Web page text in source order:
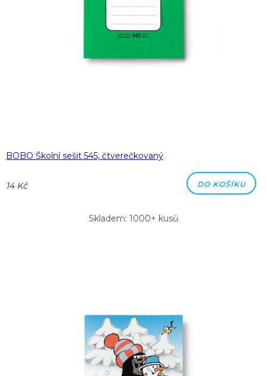
BOBO Školní sešit 545, čtverečkovaný
14 Kč DO KOŠÍKU
Skladem: 1000+ kusů